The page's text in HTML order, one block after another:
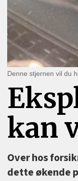
Denne stjernen vil du
kan
Over hos
dette økende